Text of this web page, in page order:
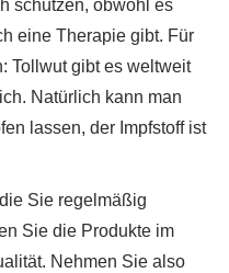
schützen, obwohl es
eine Therapie gibt. Für
Tollwut gibt es weltweit
Natürlich kann man
lassen, der Impfstoff ist
Sie regelmäßig
Sie die Produkte im
Nehmen Sie also